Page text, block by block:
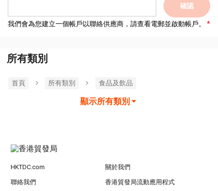
確認
我們會為您建立一個帳戶以聯絡供應商，請查看電郵並啟動帳戶。
所有類別
首頁 所有類別 食品及飲品
顯示所有類別
HKTDC.com 關於我們
聯絡我們 香港貿發局流動應用程式